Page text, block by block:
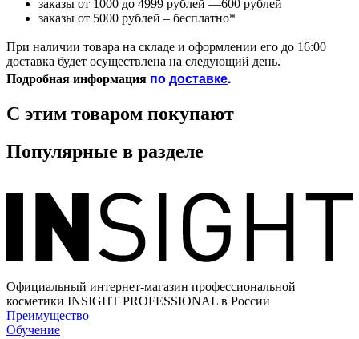
заказы от 1000 до 4999 рублей —600 рублей
заказы от 5000 рублей – бесплатно*
При наличии товара на складе и оформлении его до 16:00
доставка будет осуществлена на следующий день.
Подробная информация подоставке.
С этим товаром покупают
Популярные в разделе
Официальный интернет-магазин профессиональной
косметики INSIGHT PROFESSIONAL в России
Преимущество
Обучение